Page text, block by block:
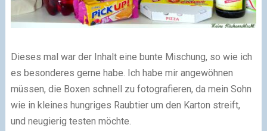
Dieses mal war der Inhalt eine bunte Mischung, so wie ich
es besonderes gerne habe. Ich habe mir angewöhnen
müssen, die Boxen schnell zu fotografieren, da mein Sohn
wie in kleines hungriges Raubtier um den Karton streift,
und neugierig testen möchte.